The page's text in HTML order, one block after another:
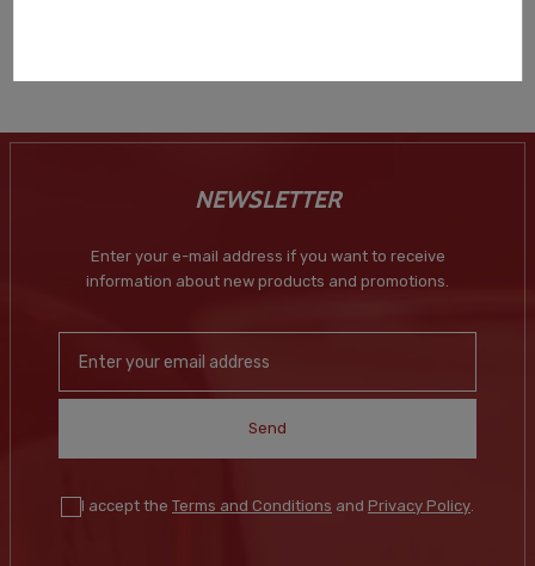
NEWSLETTER
Enter your e-mail address if you want to receive
information about new products and promotions.
Send
I accept the Terms and Conditions and Privacy Policy.